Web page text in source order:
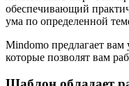
обеспечивающий
ума по определенной
Mindomo предлагает
которые позволят вам